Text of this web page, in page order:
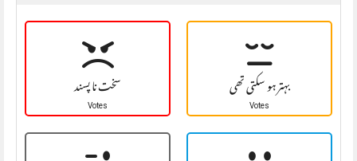
سخت نا پسند
Votes بہتر ہو سکتی تھی
Votes